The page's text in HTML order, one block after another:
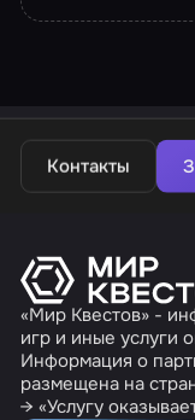
Контакты
Квесты в
«Мир Квестов» -
игр и иные услуги
Информация о
размещена на
→ «Услугу